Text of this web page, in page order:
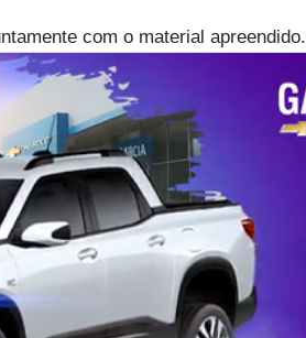
com o material apreendido.